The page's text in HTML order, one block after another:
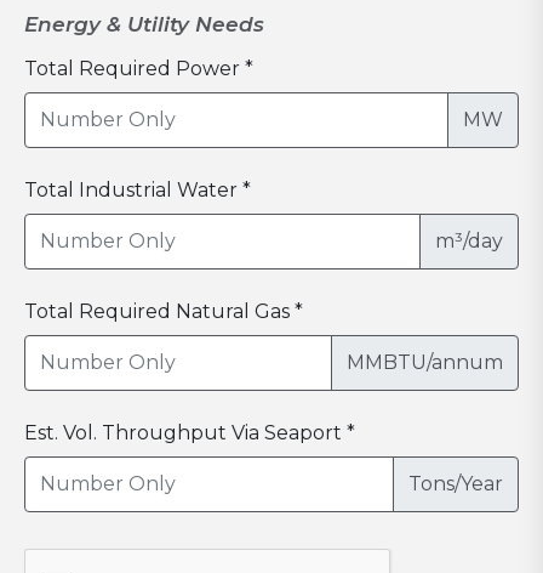
Energy & Utility Needs
Total Required Power *
MW
Total Industrial Water *
m³/day
Total Required Natural Gas *
MMBTU/annum
Est. Vol. Throughput Via Seaport *
Tons/Year